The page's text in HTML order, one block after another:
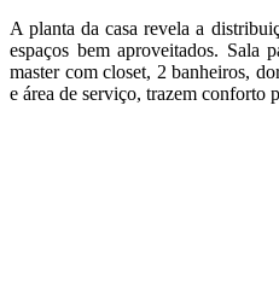
A planta da casa revela a
espaços bem aproveitados. Sala
master com closet, 2 banheiros,
e área de serviço, trazem conforto